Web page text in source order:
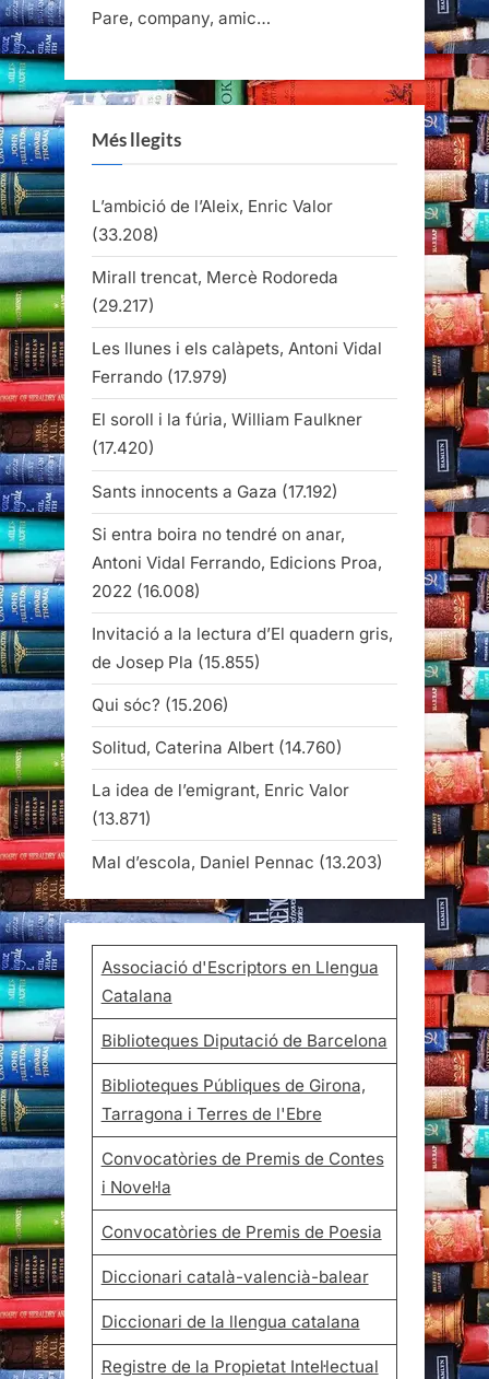
Pare, company, amic…
Més llegits
L’ambició de l’Aleix, Enric Valor
(33.208)
Mirall trencat, Mercè Rodoreda
(29.217)
Les llunes i els calàpets, Antoni Vidal
Ferrando (17.979)
El soroll i la fúria, William Faulkner
(17.420)
Sants innocents a Gaza (17.192)
Si entra boira no tendré on anar,
Antoni Vidal Ferrando, Edicions Proa,
2022 (16.008)
Invitació a la lectura d’El quadern gris,
de Josep Pla (15.855)
Qui sóc? (15.206)
Solitud, Caterina Albert (14.760)
La idea de l’emigrant, Enric Valor
(13.871)
Mal d’escola, Daniel Pennac (13.203)
Associació d'Escriptors en Llengua
Catalana
Biblioteques Diputació de Barcelona
Biblioteques Públiques de Girona,
Tarragona i Terres de l'Ebre
Convocatòries de Premis de Contes
i Novel·la
Convocatòries de Premis de Poesia
Diccionari català-valencià-balear
Diccionari de la llengua catalana
Registre de la Propietat Intel·lectual